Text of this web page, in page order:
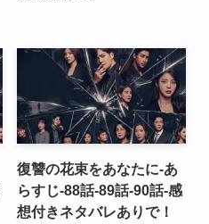
復讐の花束をあなたに-あ
らすじ-88話-89話-90話-感
想付きネタバレありで！